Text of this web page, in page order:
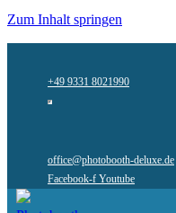
Zum Inhalt springen
+49 9331 8021990
office@photobooth-deluxe.de
Facebook-f Youtube